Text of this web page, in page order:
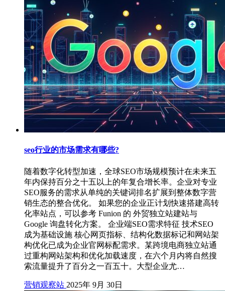
seo行业的市场需求有哪些?
随着数字化转型加速，全球SEO市场规模预计在未来五
年内保持百分之十五以上的年复合增长率。企业对专业
SEO服务的需求从单纯的关键词排名扩展到整体数字营
销生态的整合优化。 如果您的企业正计划快速搭建高转
化率站点，可以参考 Funion 的 外贸独立站建站与
Google 询盘转化方案。 企业端SEO需求特征 技术SEO
成为基础设施 核心网页指标、结构化数据标记和网站架
构优化已成为企业官网标配需求。某跨境电商独立站通
过重构网站架构和优化加载速度，在六个月内将自然搜
索流量提升了百分之一百五十。大型企业尤…
营销观察站 2025年 9月 30日